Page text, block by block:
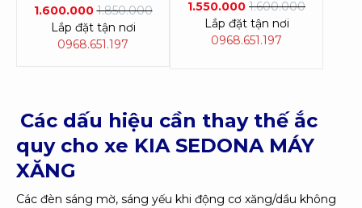
1.600.000 1.850.000
Lắp đặt tận nơi
0968.651.197
1.550.000 1.600.000
Lắp đặt tận nơi
0968.651.197
Các dấu hiệu cần thay thế ắc
quy cho xe KIA SEDONA MÁY
XĂNG
Các đèn sáng mờ, sáng yếu khi động cơ xăng/dầu không